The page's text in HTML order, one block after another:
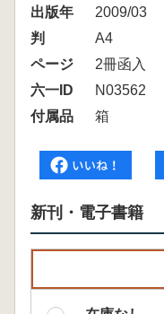
出版年
2009/03
判
A4
ページ
2冊函入
六一ID
N03562
付属品
箱
新刊・電子書籍